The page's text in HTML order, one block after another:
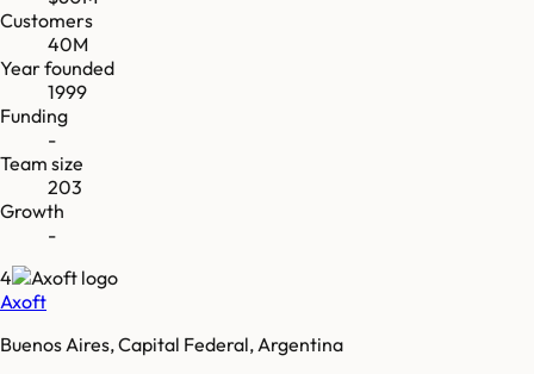
Customers
40M
Year founded
1999
Funding
-
Team size
203
Growth
-
4
Axoft
Buenos Aires, Capital Federal, Argentina